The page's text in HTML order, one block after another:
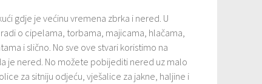
gdje je većinu vremena zbrka i nered. U
o cipelama, torbama, majicama, hlačama,
i slično. No sve ove stvari koristimo na
je nered. No možete pobijediti nered uz malo
za sitniju odjeću, vješalice za jakne, haljine i